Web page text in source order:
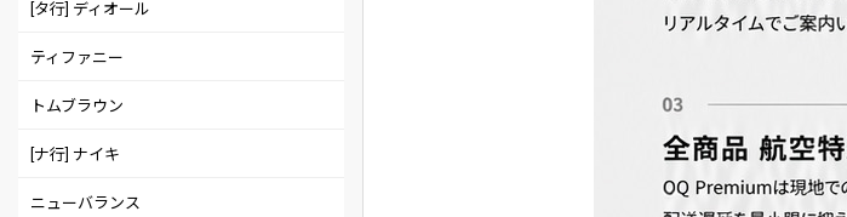
[タ行] ディオール
ティファニー
トムブラウン
[ナ行] ナイキ
ニューバランス